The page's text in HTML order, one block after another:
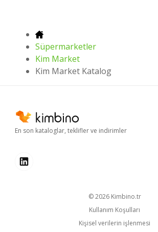
Süpermarketler
Kim Market
Kim Market Katalog
En son kataloglar, teklifler ve indirimler
© 2026 kimbino.tr
Kullanım Koşulları
Kişisel verilerin işlenmesi